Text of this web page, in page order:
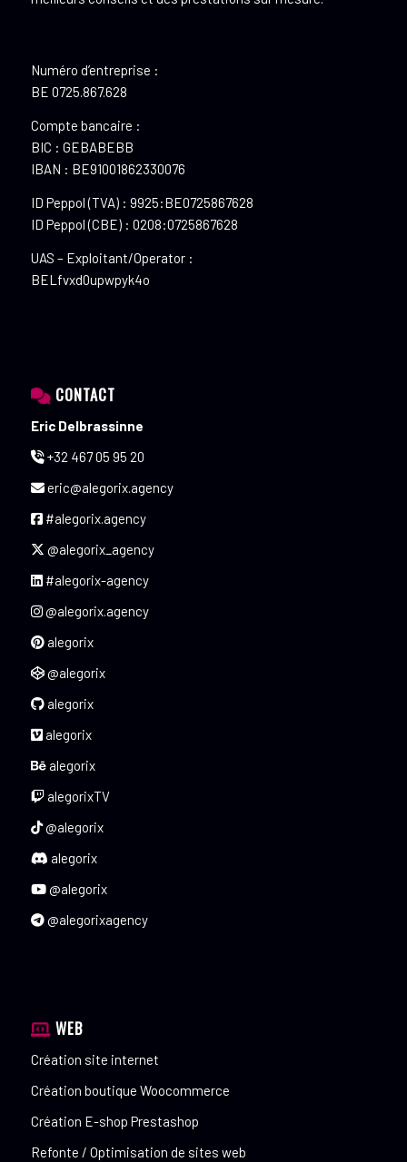
Numéro d’entreprise :
BE 0725.867.628
Compte bancaire :
BIC : GEBABEBB
IBAN : BE91001862330076
ID Peppol (TVA) : 9925:BE0725867628
ID Peppol (CBE) : 0208:0725867628
UAS – Exploitant/Operator :
BELfvxd0upwpyk4o
CONTACT
Eric Delbrassinne
+32 467 05 95 20
eric@alegorix.agency
#alegorix.agency
@alegorix_agency
#alegorix-agency
@alegorix.agency
alegorix
@alegorix
alegorix
alegorix
alegorix
alegorixTV
@alegorix
alegorix
@alegorix
@alegorixagency
WEB
Création site internet
Création boutique Woocommerce
Création E-shop Prestashop
Refonte / Optimisation de sites web